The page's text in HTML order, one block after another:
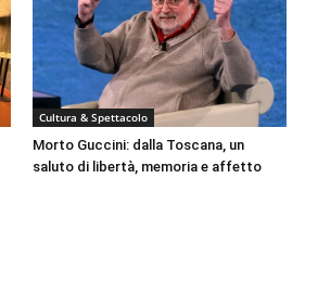
Cultura & Spettacolo
Morto Guccini: dalla Toscana, un
saluto di libertà, memoria e affetto